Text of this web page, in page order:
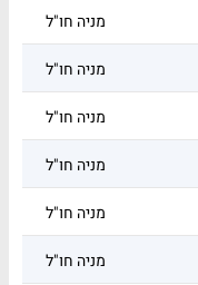
מניה חו"ל
מניה חו"ל
מניה חו"ל
מניה חו"ל
מניה חו"ל
מניה חו"ל